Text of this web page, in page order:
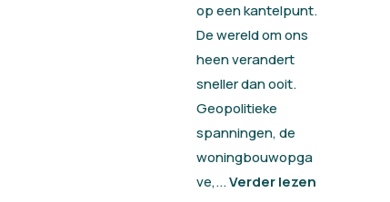
op een kantelpunt.
De wereld om ons
heen verandert
sneller dan ooit.
Geopolitieke
spanningen, de
woningbouwopga
ve,...Verder lezen